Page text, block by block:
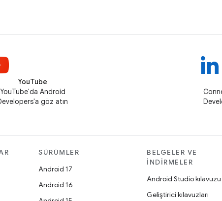
YouTube
YouTube'da Android
göz atın
SÜRÜMLER
Android 17
Android 16
BELGELER VE
İNDIRMELER
Android Studio kılavuzu
Geliştirici kılavuzları